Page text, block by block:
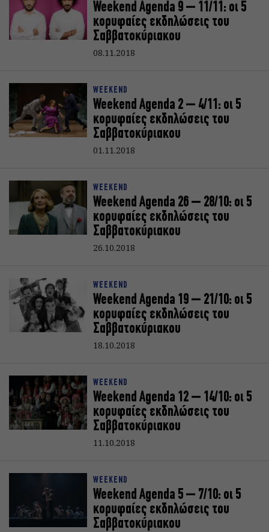
Weekend Agenda 9 – 11/11: oι 5
κορυφαίες εκδηλώσεις του
Σαββατοκύριακoυ
08.11.2018
WEEKEND
Weekend Agenda 2 – 4/11: oι 5
κορυφαίες εκδηλώσεις του
Σαββατοκύριακoυ
01.11.2018
WEEKEND
Weekend Agenda 26 – 28/10: oι 5
κορυφαίες εκδηλώσεις του
Σαββατοκύριακoυ
26.10.2018
WEEKEND
Weekend Agenda 19 – 21/10: oι 5
κορυφαίες εκδηλώσεις του
Σαββατοκύριακoυ
18.10.2018
WEEKEND
Weekend Agenda 12 – 14/10: oι 5
κορυφαίες εκδηλώσεις του
Σαββατοκύριακoυ
11.10.2018
WEEKEND
Weekend Agenda 5 – 7/10: oι 5
κορυφαίες εκδηλώσεις του
Σαββατοκύριακoυ